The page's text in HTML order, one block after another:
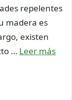
repelentes
madera es
existen
… Leer más